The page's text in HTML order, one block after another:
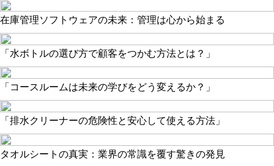
在庫管理ソフトウェアの未来：管理は心から始まる
「水ボトルの選び方で顧客をつかむ方法とは？」
「コースルームは未来の学びをどう変えるか？」
「排水クリーナーの危険性と安心して使える方法」
タオルシートの真実：業界の常識を覆す驚きの発見